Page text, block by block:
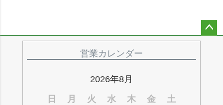
営業カレンダー
2026年8月
日
月 火 水 木 金 土